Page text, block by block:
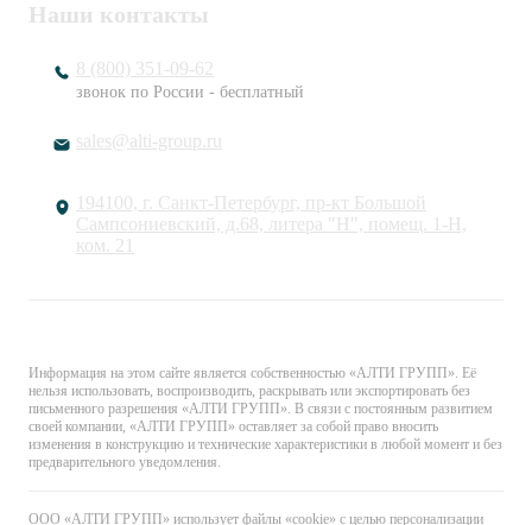
Наши контакты
8 (800) 351-09-62
звонок по России - бесплатный
sales@alti-group.ru
194100, г. Санкт-Петербург, пр-кт Большой
Сампсониевский, д.68, литера "Н", помещ. 1-Н,
ком. 21
Информация на этом сайте является собственностью «АЛТИ ГРУПП». Её
нельзя использовать, воспроизводить, раскрывать или экспортировать без
письменного разрешения «АЛТИ ГРУПП». В связи с постоянным развитием
своей компании, «АЛТИ ГРУПП» оставляет за собой право вносить
изменения в конструкцию и технические характеристики в любой момент и без
предварительного уведомления.
ООО «АЛТИ ГРУПП» использует файлы «cookie» с целью персонализации